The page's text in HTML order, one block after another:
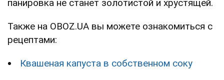
панировка не станет золотистой и хрустящей.
Также на OBOZ.UA вы можете ознакомиться с
рецептами:
Квашеная капуста в собственном соку